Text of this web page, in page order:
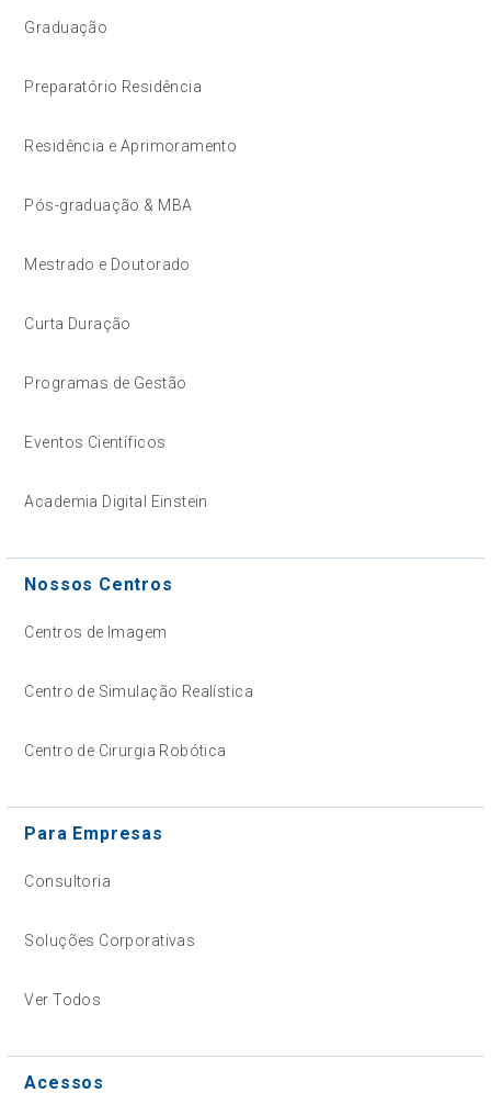
Graduação
Preparatório Residência
Residência e Aprimoramento
Pós-graduação & MBA
Mestrado e Doutorado
Curta Duração
Programas de Gestão
Eventos Científicos
Academia Digital Einstein
Nossos Centros
Centros de Imagem
Centro de Simulação Realística
Centro de Cirurgia Robótica
Para Empresas
Consultoria
Soluções Corporativas
Ver Todos
Acessos